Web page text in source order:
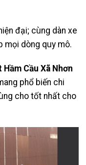
đại; cùng dàn xe
mọi dòng quy mô.
Hầm Cầu Xã Nhơn
phổ biến chi
cho tốt nhất cho